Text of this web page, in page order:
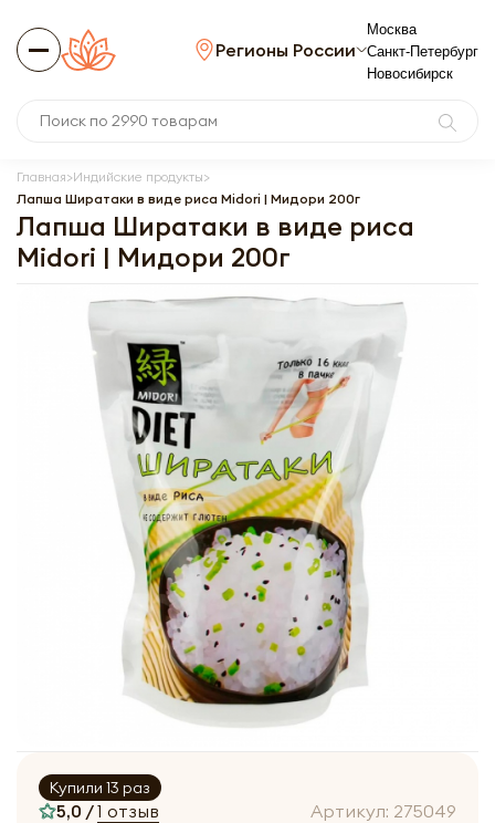
Регионы России
Москва
Санкт-Петербург
Новосибирск
Главная Индийские продукты
Лапша Ширатаки в виде риса Midori | Мидори 200г
Лапша Ширатаки в виде риса
Midori | Мидори 200г
Купили 13 раз
5,0 /1 отзыв Артикул: 275049